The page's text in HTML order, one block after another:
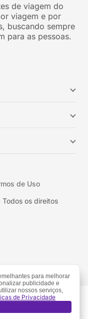
de viagem do
viagem e por
buscando sempre
para as pessoas.
os direitos
de Uso
para melhorar
publicidade e
nossos serviços,
de Privacidade